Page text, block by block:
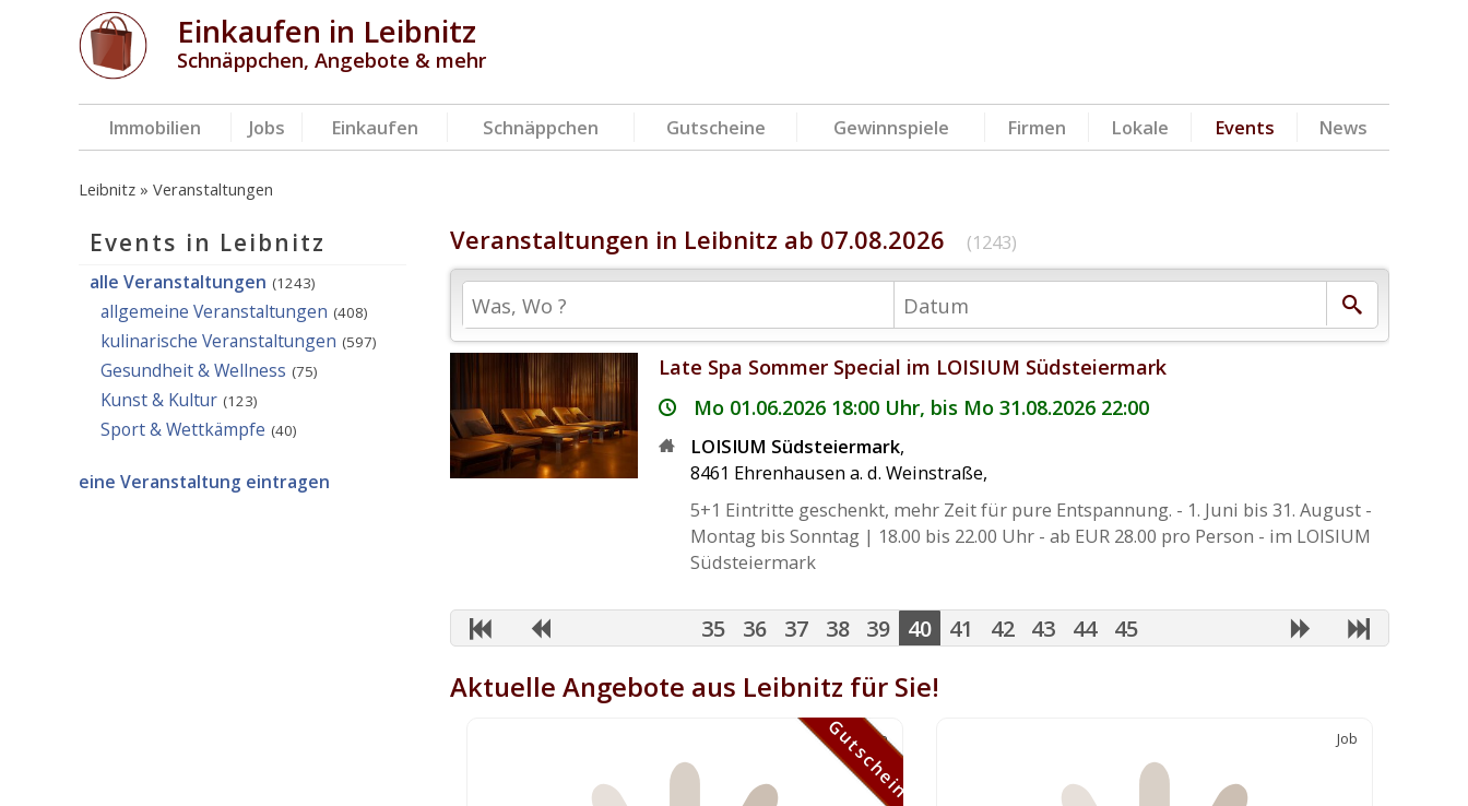
Einkaufen in Leibnitz
Schnäppchen, Angebote & mehr
Immobilien Jobs Einkaufen Schnäppchen Gutscheine Gewinnspiele Firmen Lokale Events News
Leibnitz Veranstaltungen
Veranstaltungen in Leibnitz ab 07.08.2026 (1243)
Late Spa Sommer Special im LOISIUM Südsteiermark
Mo 01.06.2026 18:00 Uhr, bis Mo 31.08.2026 22:00
LOISIUM Südsteiermark,
8461 Ehrenhausen a. d. Weinstraße,
5+1 Eintritte geschenkt, mehr Zeit für pure Entspannung. - 1. Juni bis 31. August -
Montag bis Sonntag | 18.00 bis 22.00 Uhr - ab EUR 28.00 pro Person - im LOISIUM
Südsteiermark
35 36 37 38 39 40 41 42 43 44 45
Aktuelle Angebote aus Leibnitz für Sie!
Gutschein
Gutschein Job
Events in Leibnitz
alle Veranstaltungen (1243)
allgemeine Veranstaltungen (408)
kulinarische Veranstaltungen (597)
Gesundheit & Wellness (75)
Kunst & Kultur (123)
Sport & Wettkämpfe (40)
eine Veranstaltung eintragen